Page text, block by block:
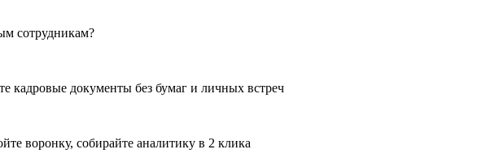
сотрудникам?
кадровые документы без бумаг и личных встреч
воронку, собирайте аналитику в 2 клика